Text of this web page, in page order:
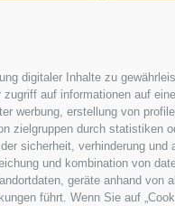
digitaler Inhalte zu
auf informationen auf
werbung, erstellung von
zielgruppen durch statistiken
sicherheit, verhinderung und
und kombination von
geräte anhand von
führt. Wenn Sie auf